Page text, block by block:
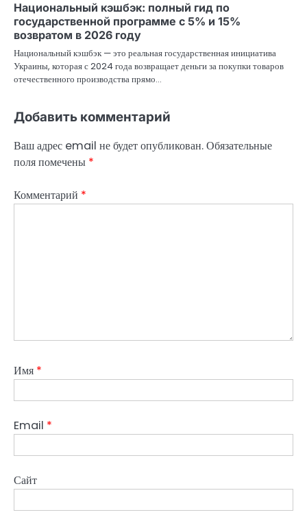
Национальный кэшбэк: полный гид по
государственной программе с 5% и 15%
возвратом в 2026 году
Национальный кэшбэк — это реальная государственная инициатива
Украины, которая с 2024 года возвращает деньги за покупки товаров
отечественного производства прямо…
Добавить комментарий
Ваш адрес email не будет опубликован.Обязательные
поля помечены *
Комментарий *
Имя *
Email *
Сайт